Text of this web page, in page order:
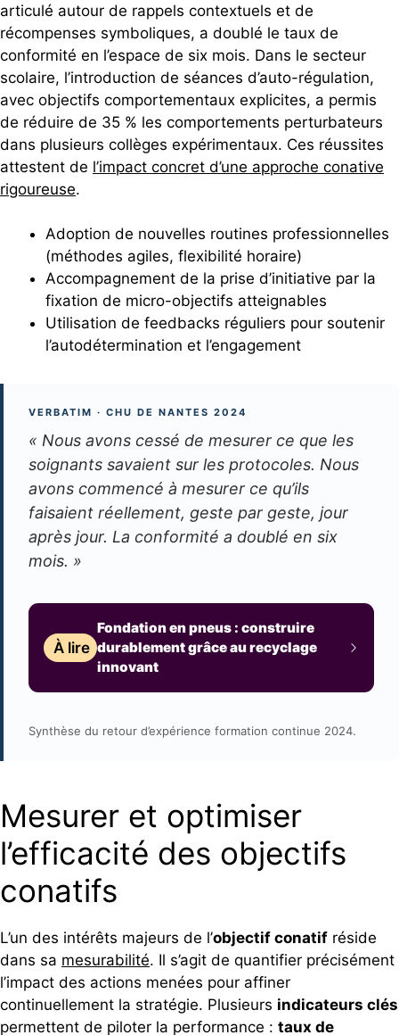
articulé autour de rappels contextuels et de
récompenses symboliques, a doublé le taux de
conformité en l’espace de six mois. Dans le secteur
scolaire, l’introduction de séances d’auto-régulation,
avec objectifs comportementaux explicites, a permis
de réduire de 35 % les comportements perturbateurs
dans plusieurs collèges expérimentaux. Ces réussites
attestent de l’impact concret d’une approche conative
rigoureuse.
Adoption de nouvelles routines professionnelles
(méthodes agiles, flexibilité horaire)
Accompagnement de la prise d’initiative par la
fixation de micro-objectifs atteignables
Utilisation de feedbacks réguliers pour soutenir
l’autodétermination et l’engagement
VERBATIM · CHU DE NANTES 2024
« Nous avons cessé de mesurer ce que les
soignants savaient sur les protocoles. Nous
avons commencé à mesurer ce qu’ils
faisaient réellement, geste par geste, jour
après jour. La conformité a doublé en six
mois. »
À lire
Fondation en pneus : construire
durablement grâce au recyclage
innovant
Synthèse du retour d’expérience formation continue 2024.
Mesurer et optimiser
l’efficacité des objectifs
conatifs
L’un des intérêts majeurs de l’objectif conatif réside
dans sa mesurabilité. Il s’agit de quantifier précisément
l’impact des actions menées pour affiner
continuellement la stratégie. Plusieurs indicateurs clés
permettent de piloter la performance : taux de